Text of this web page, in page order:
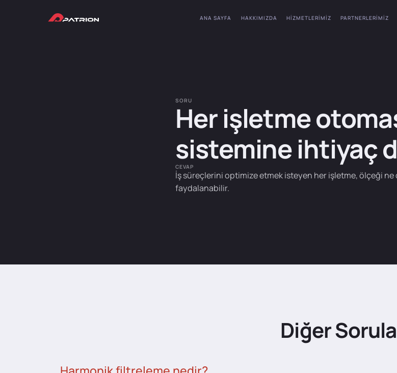
ANA SAYFA HAKKIMIZDA HIZMETLERIMIZ PARTNERLERIMIZ
SORU
Her işletme
sistemine ihtiyaç
CEVAP
İş süreçlerini optimize etmek isteyen her işletme, ölçeği
faydalanabilir.
Diğer